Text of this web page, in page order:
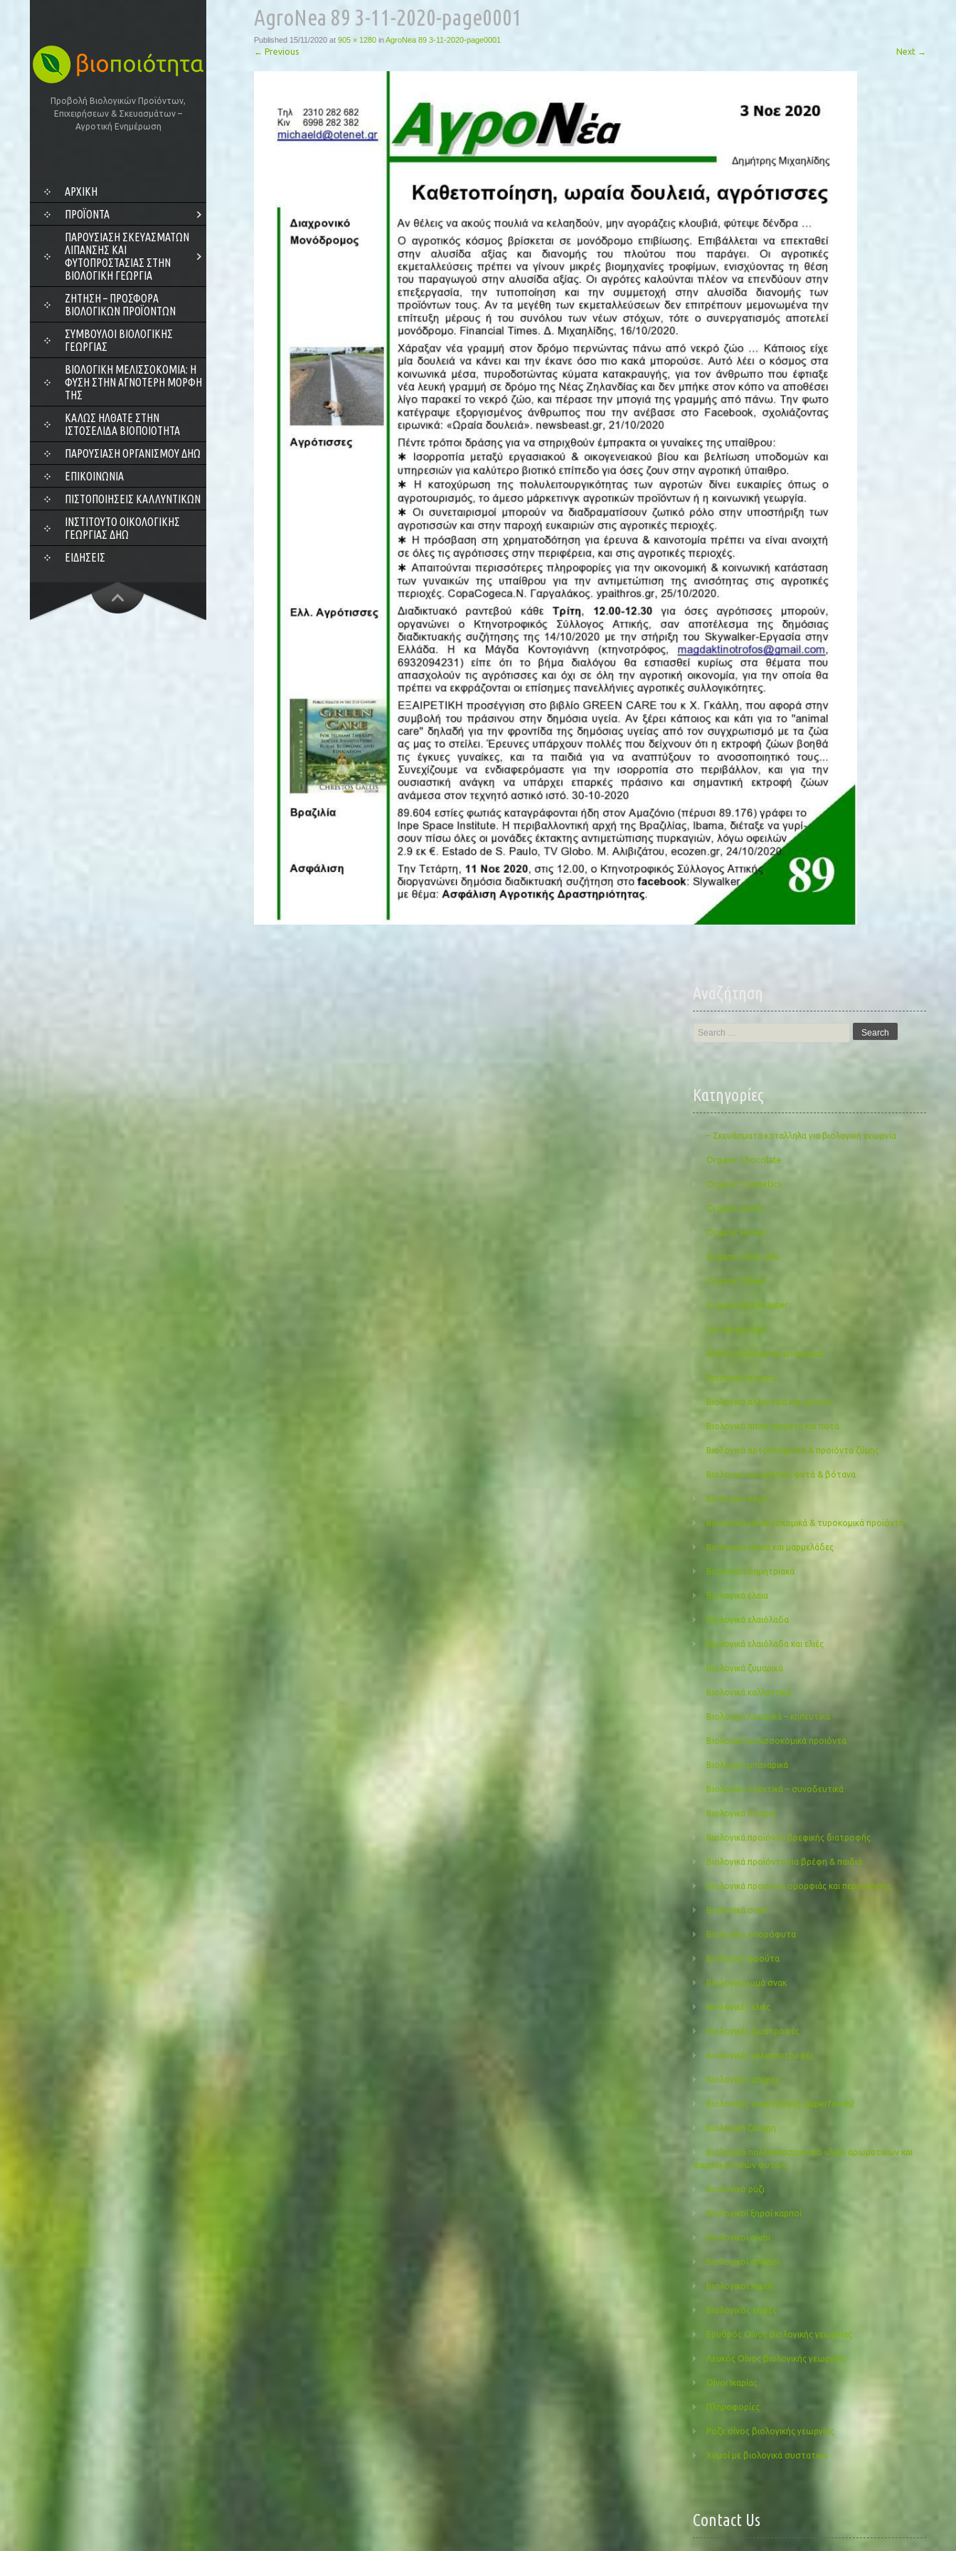
Προβολή Βιολογικών Προϊόντων,
Επιχειρήσεων & Σκευασμάτων –
Αγροτική Ενημέρωση
SKIP
CONTENT
ΑΡΧΙΚΗ
ΠΡΟΪΌΝΤΑ
ΠΑΡΟΥΣΊΑΣΗ ΣΚΕΥΑΣΜΆΤΩΝ
ΛΊΠΑΝΣΗΣ ΚΑΙ
ΦΥΤΟΠΡΟΣΤΑΣΊΑΣ ΣΤΗΝ
ΒΙΟΛΟΓΙΚΉ ΓΕΩΡΓΊΑ
ΖΗΤΗΣΗ – ΠΡΟΣΦΟΡΑ
ΒΙΟΛΟΓΙΚΩΝ ΠΡΟΪΟΝΤΩΝ
ΣΎΜΒΟΥΛΟΙ ΒΙΟΛΟΓΙΚΉΣ
ΓΕΩΡΓΊΑΣ
ΒΙΟΛΟΓΙΚΉ ΜΕΛΙΣΣΟΚΟΜΊΑ: Η
ΦΎΣΗ ΣΤΗΝ ΑΓΝΌΤΕΡΗ ΜΟΡΦΉ
ΤΗΣ
ΚΑΛΏΣ ΉΛΘΑΤΕ ΣΤΗΝ
ΙΣΤΟΣΕΛΊΔΑ ΒΙΟΠΟΙΌΤΗΤΑ
ΠΑΡΟΥΣΊΑΣΗ ΟΡΓΑΝΙΣΜΟΎ ΔΗΩ
ΕΠΙΚΟΙΝΩΝΊΑ
ΠΙΣΤΟΠΟΙΉΣΕΙΣ ΚΑΛΛΥΝΤΙΚΏΝ
ΙΝΣΤΙΤΟΎΤΟ ΟΙΚΟΛΟΓΙΚΉΣ
ΓΕΩΡΓΊΑΣ ΔΗΩ
ΕΙΔΉΣΕΙΣ
AgroNea 89 3-11-2020-page0001
Published 15/11/2020 at 905 × 1280 inAgroNea 89 3-11-2020-page0001
← Previous Next →
Αναζήτηση
Search
Kατηγορίες
– Σκευάσματα καταλληλα για βιολογική γεωργία
Organic Chocolate
Organic Cosmetics
Organic Herbs
Organic Honey
Organic Olive Oils
Organic Olives
Organisches Kräuter
Uncategorized
Αλάτι με βιολογικά μπαχαρικά
Βιολογικά άλευρα
Βιολογικά αλλαντικά και κρέατα
Βιολογικά αποστάγματα και ποτά
Βιολογικά αρτοποιήματα & προϊόντα ζύμης
Βιολογικά αρωματικά φυτά & βότανα
Βιολογικά αυγά
Βιολογικά γαλακτοκομικά & τυροκομικά προϊόντα
Βιολογικά γλυκά και μαρμελάδες
Βιολογικά δημητριακά
Βιολογικά έλαια
Βιολογικά ελαιόλαδα
Βιολογικά ελαιόλαδα και ελιές
Βιολογικά ζυμαρικά
Βιολογικά καλλυντικά
Βιολογικά λαχανικά – κηπευτικά
Βιολογικά μελισσοκομικά προιόντα
Βιολογικά μπαχαρικά
Βιολογικά ορεκτικά – συνοδευτικά
Βιολογικά όσπρια
Βιολογικά προϊόντα βρεφικής διατροφής
Βιολογικά προϊόντα για βρέφη & παιδιά
Βιολογικά προιόντα ομορφιάς και περιποίησης
Βιολογικά σνακ
Βιολογικά σπορόφυτα
Βιολογικά φρούτα
Βιολογικά ωμά σνακ
Βιολογικές ελιές
Βιολογικές ζωοτροφές
Βιολογικές μελισσοτροφές
Βιολογικές μπύρες
Βιολογικές υπερτροφές (superfoods)
Βιολογική ζάχαρη
Βιολογικό πολλαπλασιαστικό υλικό αρωματικών και
φαρμακευτικών φυτών
Βιολογικό ρύζι
Βιολογικοί ξηροί καρποί
Βιολογικοί οίνοι
Βιολογικοί σπόροι
Βιολογικοί χυμοί
Βιολογικός καφές
Ερυθρός Οίνος βιολογικής γεωργίας
Λευκός Οίνος βιολογικής γεωργίας
Οίνοι Ικαρίας
Πληροφορίες
Ροζε οίνος βιολογικής γεωργίας
Χυμοί με βιολογικά συστατικά
Contact Us